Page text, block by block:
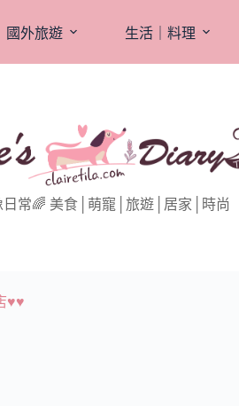
國外旅遊 生活｜料理
日常🌈 美食│萌寵│旅遊│居家│時尚
♥♥